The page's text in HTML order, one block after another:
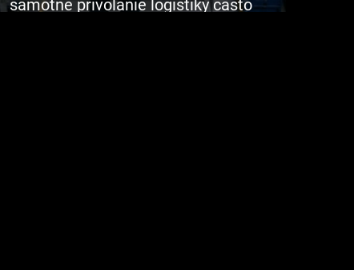
samotné privolanie logistiky často